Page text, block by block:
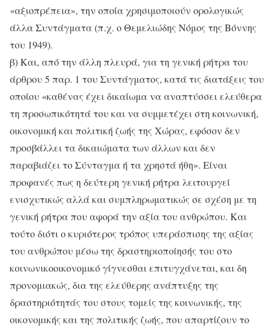
«αξιοπρέπεια», την οποία χρησιμοποιούν ορολογικώς
άλλα Συντάγματα (π.χ. ο Θεμελιώδης Νόμος της Βόννης
του 1949).
β) Και, από την άλλη πλευρά, για τη γενική ρήτρα του
άρθρου 5 παρ. 1 του Συντάγματος, κατά τις διατάξεις του
οποίου «καθένας έχει δικαίωμα να αναπτύσσει ελεύθερα
τη προσωπικότητά του και να συμμετέχει στη κοινωνική,
οικονομική και πολιτική ζωής της Χώρας, εφόσον δεν
προσβάλλει τα δικαιώματα των άλλων και δεν
παραβιάζει το Σύνταγμα ή τα χρηστά ήθη». Είναι
προφανές πως η δεύτερη γενική ρήτρα λειτουργεί
ενισχυτικώς αλλά και συμπληρωματικώς σε σχέση με τη
γενική ρήτρα που αφορά την αξία του ανθρώπου. Και
τούτο διότι ο κυριότερος τρόπος υπεράσπισης της αξίας
του ανθρώπου μέσω της δραστηριοποίησής του στο
κοινωνικοοικονομικό γίγνεσθαι επιτυγχάνεται, και δη
προνομιακώς, δια της ελεύθερης ανάπτυξης της
δραστηριότητάς του στους τομείς της κοινωνικής, της
οικονομικής και της πολιτικής ζωής, που απαρτίζουν το